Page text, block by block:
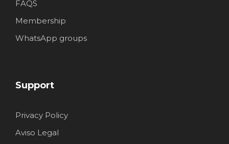
FAQS
Membership
WhatsApp groups
Support
Privacy Policy
Aviso Legal